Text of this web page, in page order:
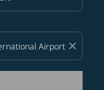
close